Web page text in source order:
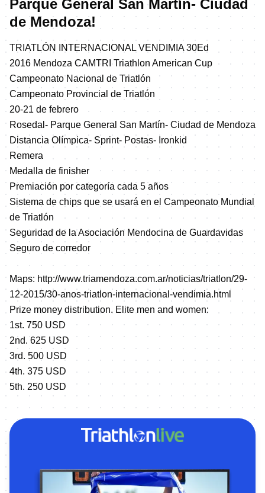
Parque General San Martín- Ciudad
de Mendoza!
TRIATLÓN INTERNACIONAL VENDIMIA 30Ed
2016 Mendoza CAMTRI Triathlon American Cup
Campeonato Nacional de Triatlón
Campeonato Provincial de Triatlón
20-21 de febrero
Rosedal- Parque General San Martín- Ciudad de Mendoza
Distancia Olímpica- Sprint- Postas- Ironkid
Remera
Medalla de finisher
Premiación por categoría cada 5 años
Sistema de chips que se usará en el Campeonato Mundial
de Triatlón
Seguridad de la Asociación Mendocina de Guardavidas
Seguro de corredor
Maps: http://www.triamendoza.com.ar/noticias/triatlon/29-
12-2015/30-anos-triatlon-internacional-vendimia.html
Prize money distribution. Elite men and women:
1st. 750 USD
2nd. 625 USD
3rd. 500 USD
4th. 375 USD
5th. 250 USD